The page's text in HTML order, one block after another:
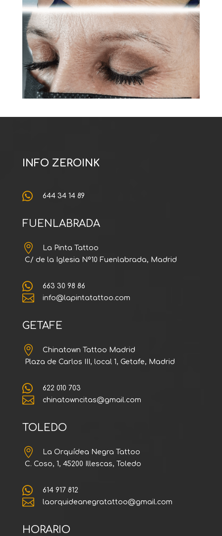
INFO ZEROINK
 644 34 14 89
FUENLABRADA

La Pinta Tattoo
C/ de la Iglesia Nº10 Fuenlabrada, Madrid
 663 30 98 86
 info@lapintatattoo.com
GETAFE

Chinatown Tattoo Madrid
Plaza de Carlos III, local 1, Getafe, Madrid
 622 010 703
 chinatowncitas@gmail.com
TOLEDO

La Orquídea Negra Tattoo
C. Coso, 1, 45200 Illescas, Toledo
 614 917 812
 laorquideanegratattoo@gmail.com
HORARIO